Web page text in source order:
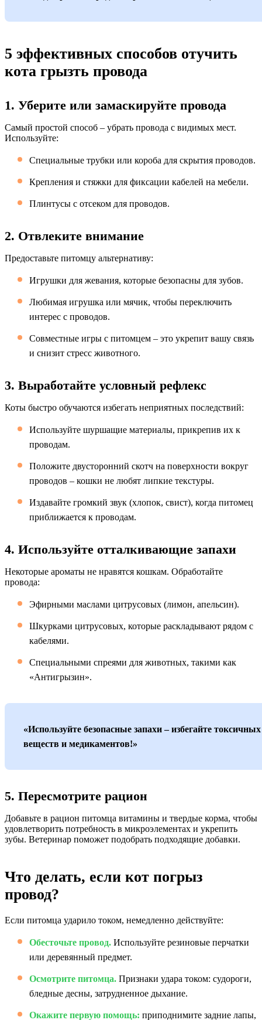
5 эффективных способов отучить
кота грызть провода
1. Уберите или замаскируйте провода
Самый простой способ – убрать провода с видимых мест.
Используйте:
Специальные трубки или короба для скрытия проводов.
Крепления и стяжки для фиксации кабелей на мебели.
Плинтусы с отсеком для проводов.
2. Отвлеките внимание
Предоставьте питомцу альтернативу:
Игрушки для жевания, которые безопасны для зубов.
Любимая игрушка или мячик, чтобы переключить
интерес с проводов.
Совместные игры с питомцем – это укрепит вашу связь
и снизит стресс животного.
3. Выработайте условный рефлекс
Коты быстро обучаются избегать неприятных последствий:
Используйте шуршащие материалы, прикрепив их к
проводам.
Положите двусторонний скотч на поверхности вокруг
проводов – кошки не любят липкие текстуры.
Издавайте громкий звук (хлопок, свист), когда питомец
приближается к проводам.
4. Используйте отталкивающие запахи
Некоторые ароматы не нравятся кошкам. Обработайте
провода:
Эфирными маслами цитрусовых (лимон, апельсин).
Шкурками цитрусовых, которые раскладывают рядом с
кабелями.
Специальными спреями для животных, такими как
«Антигрызин».
«Используйте безопасные запахи – избегайте токсичных
веществ и медикаментов!»
5. Пересмотрите рацион
Добавьте в рацион питомца витамины и твердые корма, чтобы
удовлетворить потребность в микроэлементах и укрепить
зубы. Ветеринар поможет подобрать подходящие добавки.
Что делать, если кот погрыз
провод?
Если питомца ударило током, немедленно действуйте:
Обесточьте провод. Используйте резиновые перчатки
или деревянный предмет.
Осмотрите питомца. Признаки удара током: судороги,
бледные десны, затрудненное дыхание.
Окажите первую помощь: приподнимите задние лапы,